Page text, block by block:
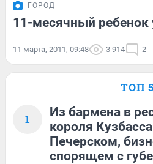
ГОРОД
11-месячный ребенок
11 марта, 2011, 09:48 3 914 2
ТОП 5
1
Из бармена в
короля
Печерском,
спорящем с